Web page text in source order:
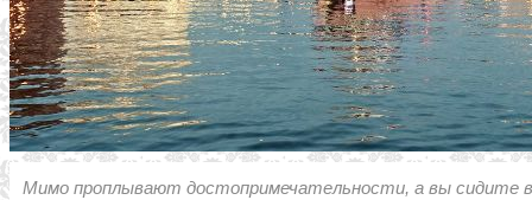
Мимо проплывают достопримечательности, а вы сидите в